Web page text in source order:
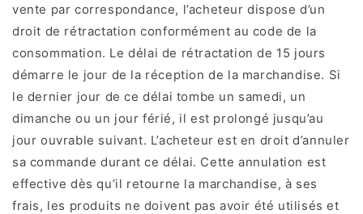
vente par correspondance, l’acheteur dispose d’un
droit de rétractation conformément au code de la
consommation. Le délai de rétractation de 15 jours
démarre le jour de la réception de la marchandise. Si
le dernier jour de ce délai tombe un samedi, un
dimanche ou un jour férié, il est prolongé jusqu’au
jour ouvrable suivant. L’acheteur est en droit d’annuler
sa commande durant ce délai. Cette annulation est
effective dès qu’il retourne la marchandise, à ses
frais, les produits ne doivent pas avoir été utilisés et